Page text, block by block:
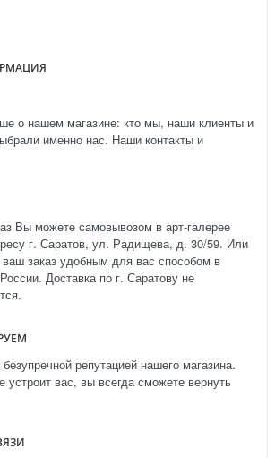
о нашем магазине: кто мы, наши клиенты и
именно нас. Наши контакты и
Вы можете самовывозом в арт-галерее
г. Саратов, ул. Радищева, д. 30/59. Или
заказ удобным для вас способом в
Доставка по г. Саратову не
репутацией нашего магазина.
устроит вас, вы всегда сможете вернуть